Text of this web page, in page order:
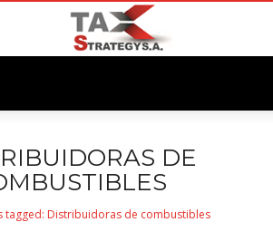
DE
tagged: Distribuidoras de combustibles